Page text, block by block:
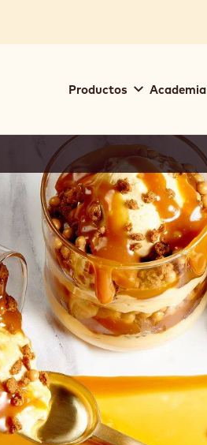
navigation
Productos Academia